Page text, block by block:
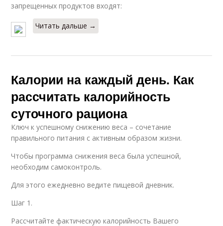
запрещенных продуктов входят:
Читать дальше →
Калории на каждый день. Как
рассчитать калорийность
суточного рациона
Ключ к успешному снижению веса – сочетание
правильного питания с активным образом жизни.
Чтобы программа снижения веса была успешной,
необходим самоконтроль.
Для этого ежедневно ведите пищевой дневник.
Шаг 1.
Рассчитайте фактическую калорийность Вашего